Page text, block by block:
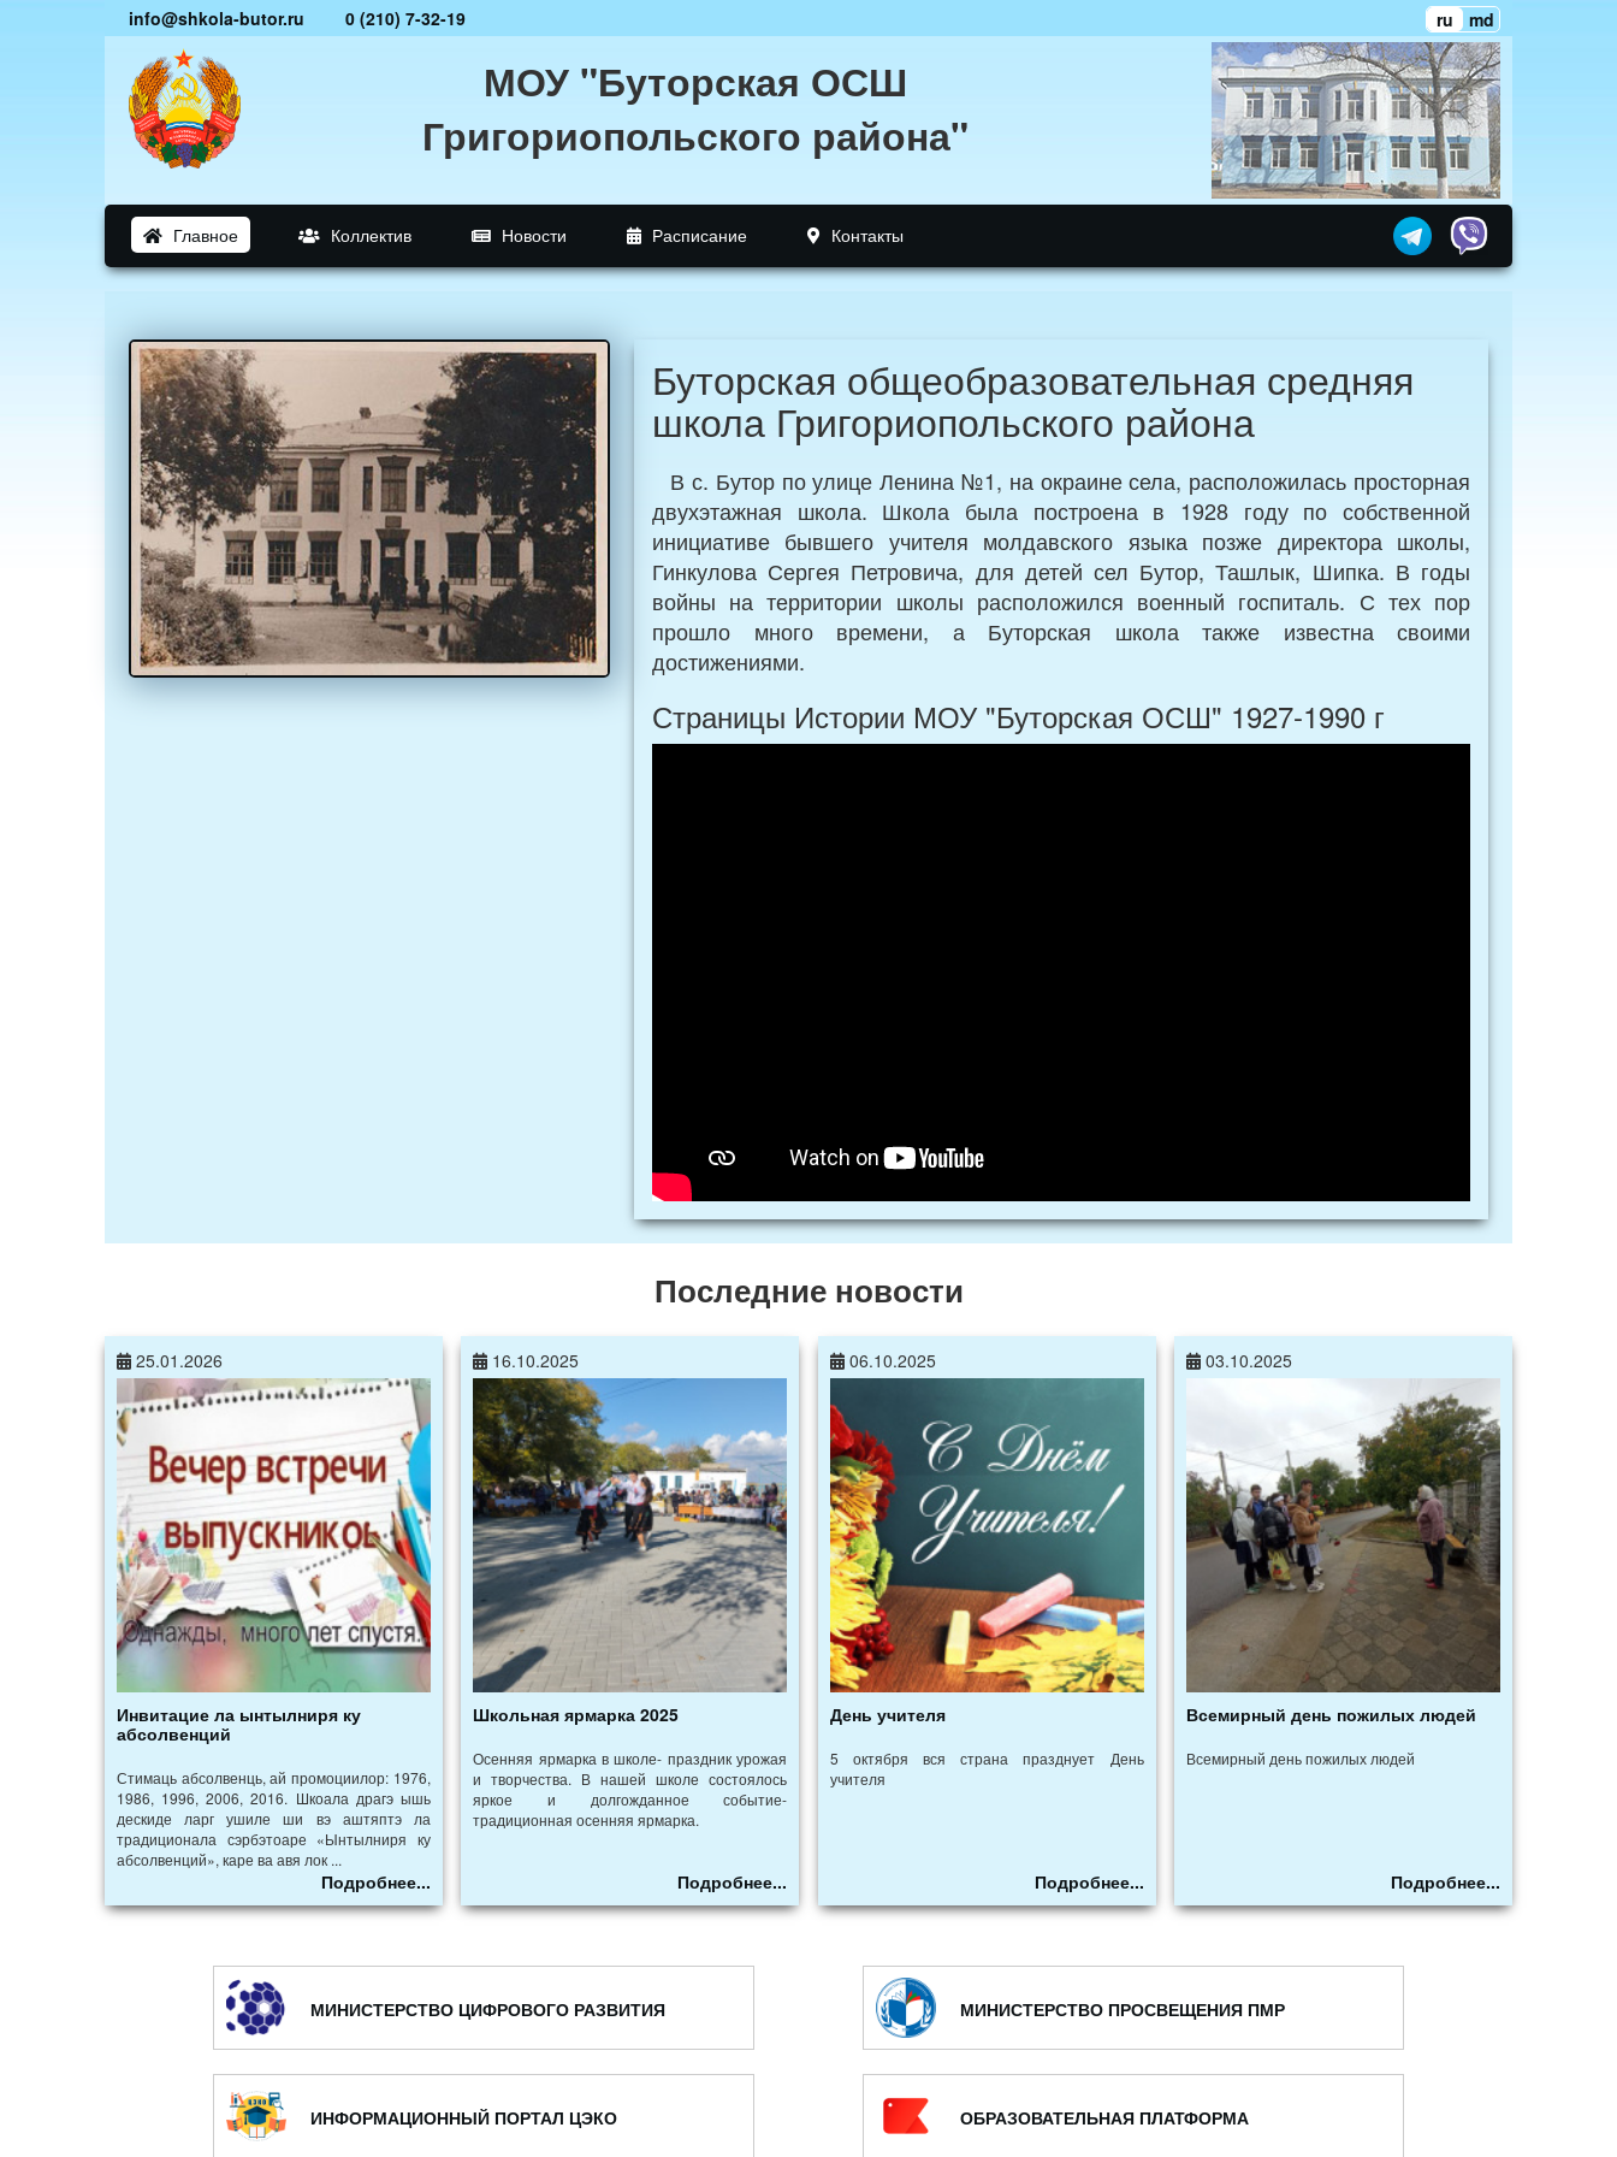
info@shkola-butor.ru 0 (210) 7-32-19 ru md
МОУ "Буторская ОСШ
Григориопольского района"
Главное Коллектив Новости Расписание Контакты
Буторская общеобразовательная средняя
школа Григориопольского района
В с. Бутор по улице Ленина №1, на окраине села, расположилась просторная
двухэтажная школа. Школа была построена в 1928 году по собственной
инициативе бывшего учителя молдавского языка позже директора школы,
Гинкулова Сергея Петровича, для детей сел Бутор, Ташлык, Шипка. В годы
войны на территории школы расположился военный госпиталь. С тех пор
прошло много времени, а Буторская школа также известна своими
достижениями.
Страницы Истории МОУ "Буторская ОСШ" 1927-1990 г
Последние новости
25.01.2026
Инвитацие ла ынтылниря ку
абсолвенций
Стимаць абсолвенць, ай промоциилор: 1976,
1986, 1996, 2006, 2016. Шкоала драгэ ышь
дескиде ларг ушиле ши вэ аштяптэ ла
традиционала сэрбэтоаре «Ынтылниря ку
абсолвенций», каре ва авя лок ...
Подробнее...
16.10.2025
Школьная ярмарка 2025
Осенняя ярмарка в школе- праздник урожая
и творчества. В нашей школе состоялось
яркое и долгожданное событие-
традиционная осенняя ярмарка.
Подробнее...
06.10.2025
День учителя
5 октября вся страна празднует День
учителя
Подробнее...
03.10.2025
Всемирный день пожилых людей
Всемирный день пожилых людей
Подробнее...
МИНИСТЕРСТВО ЦИФРОВОГО РАЗВИТИЯ МИНИСТЕРСТВО ПРОСВЕЩЕНИЯ ПМР
ИНФОРМАЦИОННЫЙ ПОРТАЛ ЦЭКО ОБРАЗОВАТЕЛЬНАЯ ПЛАТФОРМА